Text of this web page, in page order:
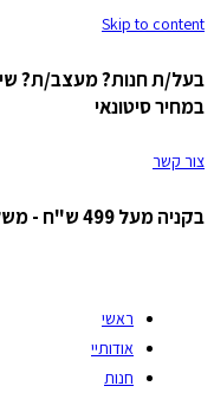
Skip to content
בעל/ת חנות? מעצב/ת?
במחיר סיטונאי
צור קשר
בקניה מעל 499 ש"ח - משלוח חינם
ראשי
אודותיי
חנות